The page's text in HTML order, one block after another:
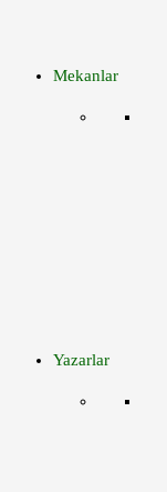
Mekanlar
Yazarlar